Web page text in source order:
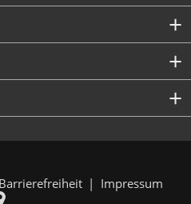
Barrierefreiheit Impressum